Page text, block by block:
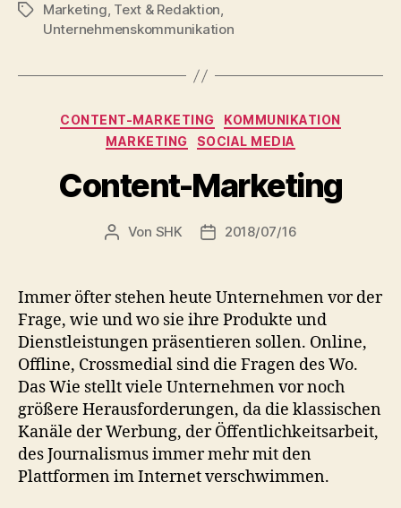
Schlagwörter
Marketing, Text & Redaktion,
Unternehmenskommunikation
Kategorien
CONTENT-MARKETING
KOMMUNIKATION
MARKETING
SOCIAL MEDIA
Content-Marketing
Beitragsautor
Von SHK Veröffentlichungsdatum
2018/07/16
Immer öfter stehen heute Unternehmen vor der
Frage, wie und wo sie ihre Produkte und
Dienstleistungen präsentieren sollen. Online,
Offline, Crossmedial sind die Fragen des Wo.
Das Wie stellt viele Unternehmen vor noch
größere Herausforderungen, da die klassischen
Kanäle der Werbung, der Öffentlichkeitsarbeit,
des Journalismus immer mehr mit den
Plattformen im Internet verschwimmen.